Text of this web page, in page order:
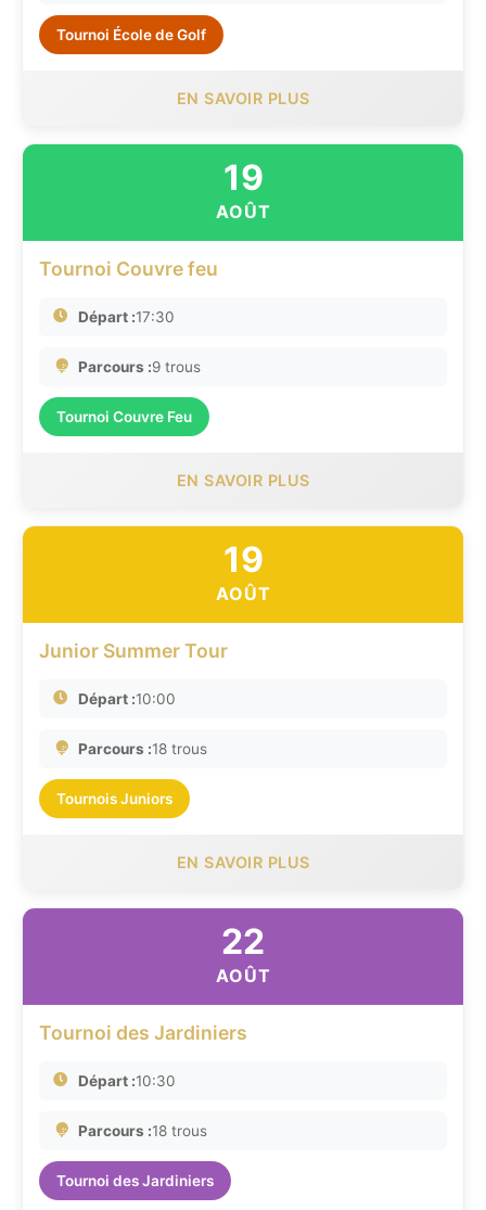
Tournoi École de Golf
EN SAVOIR PLUS
19
AOÛT
Tournoi Couvre feu
Départ :17:30
Parcours :9 trous
Tournoi Couvre Feu
EN SAVOIR PLUS
19
AOÛT
Junior Summer Tour
Départ :10:00
Parcours :18 trous
Tournois Juniors
EN SAVOIR PLUS
22
AOÛT
Tournoi des Jardiniers
Départ :10:30
Parcours :18 trous
Tournoi des Jardiniers